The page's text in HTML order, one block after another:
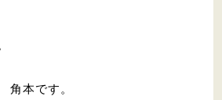
本です。